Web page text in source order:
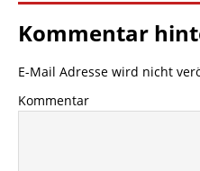
Kommentar
E-Mail Adresse wird nicht
Kommentar